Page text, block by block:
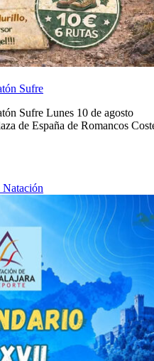
Sufre
Sufre Lunes 10 de agosto
de España de Romancos